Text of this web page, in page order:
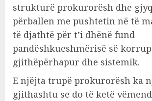
strukturë prokurorësh dhe
përballen me pushtetin në të
të djathtë për t’i dhënë fund
pandëshkueshmërisë së
gjithëpërhapur dhe sistemik.
E njëjta trupë prokurorësh ka
gjithashtu se do të ketë